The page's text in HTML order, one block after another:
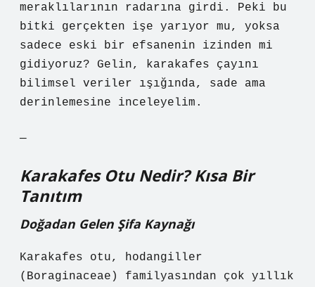
meraklılarının radarına girdi. Peki bu
bitki gerçekten işe yarıyor mu, yoksa
sadece eski bir efsanenin izinden mi
gidiyoruz? Gelin, karakafes çayını
bilimsel veriler ışığında, sade ama
derinlemesine inceleyelim.
—
Karakafes Otu Nedir? Kısa Bir
Tanıtım
Doğadan Gelen Şifa Kaynağı
Karakafes otu, hodangiller
(Boraginaceae) familyasından çok yıllık